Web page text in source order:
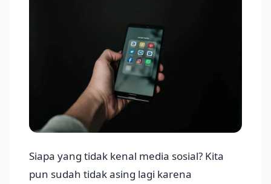
Siapa yang tidak kenal media sosial? Kita
pun sudah tidak asing lagi karena